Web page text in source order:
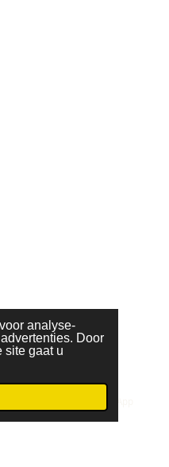
analyse-
Door
site gaat u